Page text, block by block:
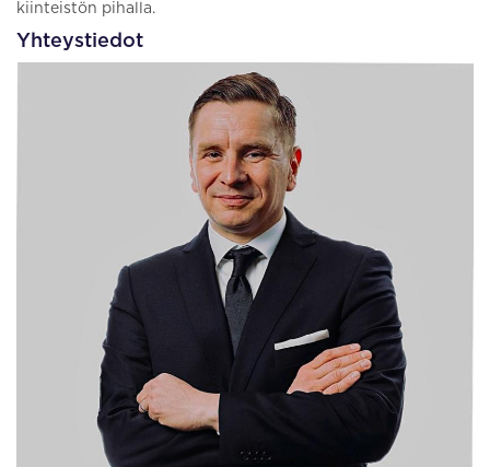
kiinteistön pihalla.
Yhteystiedot